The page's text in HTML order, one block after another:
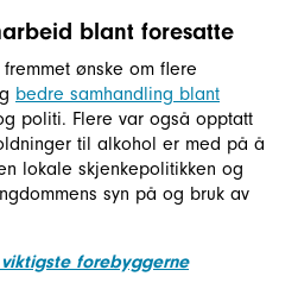
blant foresatte
ønske om flere
bedre samhandling blant
politi. Flere var også opptatt
til alkohol er med på å
lokale skjenkepolitikken og
syn på og bruk av
forebyggerne